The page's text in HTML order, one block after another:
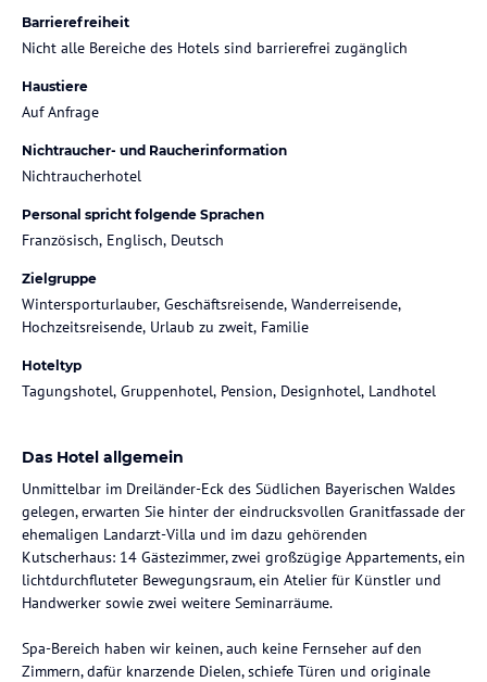
Barrierefreiheit
Nicht alle Bereiche des Hotels sind barrierefrei zugänglich
Haustiere
Auf Anfrage
Nichtraucher- und Raucherinformation
Nichtraucherhotel
Personal spricht folgende Sprachen
Französisch, Englisch, Deutsch
Zielgruppe
Wintersporturlauber, Geschäftsreisende, Wanderreisende,
Hochzeitsreisende, Urlaub zu zweit, Familie
Hoteltyp
Tagungshotel, Gruppenhotel, Pension, Designhotel, Landhotel
Das Hotel allgemein
Unmittelbar im Dreiländer-Eck des Südlichen Bayerischen Waldes
gelegen, erwarten Sie hinter der eindrucksvollen Granitfassade der
ehemaligen Landarzt-Villa und im dazu gehörenden
Kutscherhaus: 14 Gästezimmer, zwei großzügige Appartements, ein
lichtdurchfluteter Bewegungsraum, ein Atelier für Künstler und
Handwerker sowie zwei weitere Seminarräume.
Spa-Bereich haben wir keinen, auch keine Fernseher auf den
Zimmern, dafür knarzende Dielen, schiefe Türen und originale